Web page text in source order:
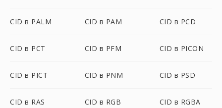
CID в PALM CID в PAM CID в PCD
CID в PCT CID в PFM CID в PICON
CID в PICT CID в PNM CID в PSD
CID в RAS CID в RGB CID в RGBA